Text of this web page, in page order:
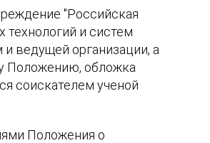
"Российская
технологий и систем
и ведущей организации, а
Положению, обложка
соискателем ученой
Положения о